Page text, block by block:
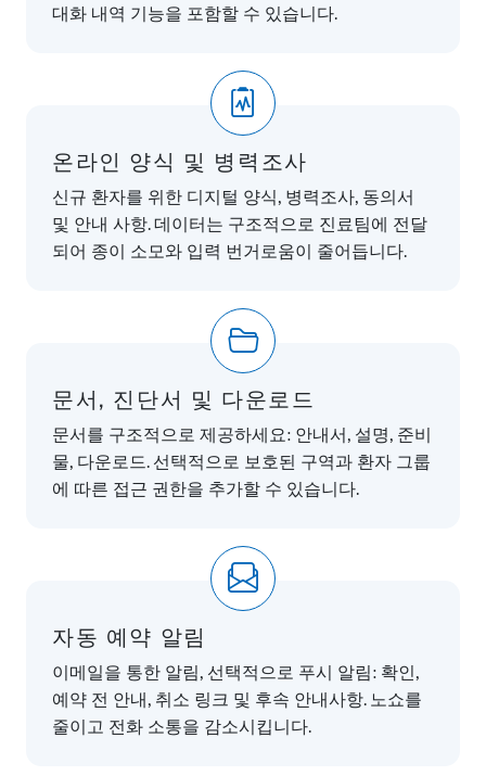
대화 내역 기능을 포함할 수 있습니다.
온라인 양식 및 병력조사
신규 환자를 위한 디지털 양식, 병력조사, 동의서
및 안내 사항. 데이터는 구조적으로 진료팀에 전달
되어 종이 소모와 입력 번거로움이 줄어듭니다.
문서, 진단서 및 다운로드
문서를 구조적으로 제공하세요: 안내서, 설명, 준비
물, 다운로드. 선택적으로 보호된 구역과 환자 그룹
에 따른 접근 권한을 추가할 수 있습니다.
자동 예약 알림
이메일을 통한 알림, 선택적으로 푸시 알림: 확인,
예약 전 안내, 취소 링크 및 후속 안내사항. 노쇼를
줄이고 전화 소통을 감소시킵니다.